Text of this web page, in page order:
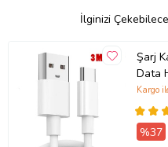
İlginizi
Şarj
Data
Kargo
%37